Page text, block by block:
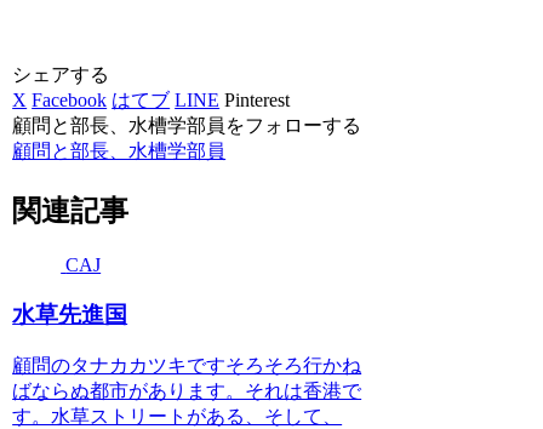
シェアする
X Facebook はてブ LINE Pinterest
顧問と部長、水槽学部員をフォローする
顧問と部長、水槽学部員
関連記事
CAJ
水草先進国
顧問のタナカカツキですそろそろ行かね
ばならぬ都市があります。それは香港で
す。水草ストリートがある、そして、